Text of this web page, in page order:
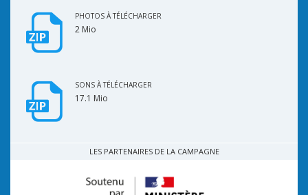
PHOTOS À TÉLÉCHARGER
2 Mio
SONS À TÉLÉCHARGER
17.1 Mio
LES PARTENAIRES DE LA CAMPAGNE